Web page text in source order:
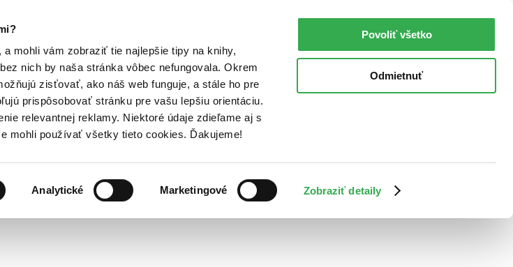
mohli vám zobraziť tie najlepšie tipy na knihy,
nich by naša stránka vôbec nefungovala. Okrem
zisťovať, ako náš web funguje, a stále ho pre
prispôsobovať stránku pre vašu lepšiu orientáciu.
relevantnej reklamy. Niektoré údaje zdieľame aj s
mohli používať všetky tieto cookies. Ďakujeme!
Analytické Marketingové Zobraziť detaily
Povoliť všetko
Odmietnuť